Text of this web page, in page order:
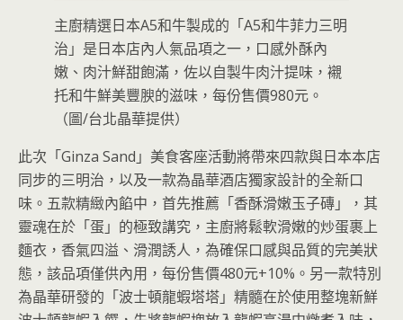
主廚精選日本A5和牛製成的「A5和牛菲力三明
治」是日本店內人氣品項之一，口感外酥內
嫩、肉汁鮮甜飽滿，佐以自製牛肉汁提味，襯
托和牛鮮美豐腴的滋味，每份售價980元。
（圖/台北晶華提供）
此次「Ginza Sand」美食客座活動將帶來四款與日本本店
同步的三明治，以及一款為晶華酒店獨家設計的全新口
味。五款精緻內餡中，首先推薦「香酥滑嫩玉子磚」，其
靈魂在於「蛋」的極致講究，主廚將鬆軟滑嫩的炒蛋裹上
麵衣，香氣四溢、滑潤誘人，為確保口感與品質的完美狀
態，該品項僅供內用，每份售價480元+10%。另一款特別
為晶華研發的「波士頓龍蝦塔塔」精髓在於使用整塊新鮮